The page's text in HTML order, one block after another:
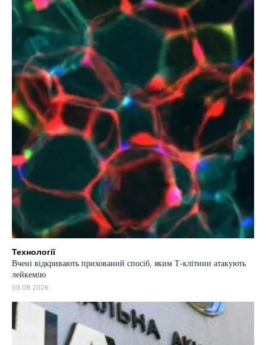
Технології
Вчені відкривають прихований спосіб, яким Т-клітини атакують
лейкемію
09.08.2026